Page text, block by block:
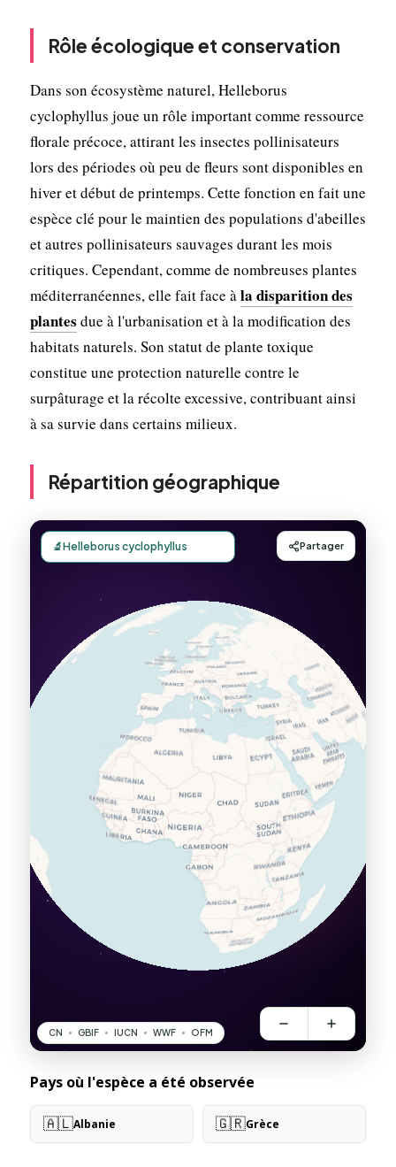
Rôle écologique et conservation
Dans son écosystème naturel, Helleborus
cyclophyllus joue un rôle important comme ressource
florale précoce, attirant les insectes pollinisateurs
lors des périodes où peu de fleurs sont disponibles en
hiver et début de printemps. Cette fonction en fait une
espèce clé pour le maintien des populations d'abeilles
et autres pollinisateurs sauvages durant les mois
critiques. Cependant, comme de nombreuses plantes
méditerranéennes, elle fait face àla disparition des
plantes due à l'urbanisation et à la modification des
habitats naturels. Son statut de plante toxique
constitue une protection naturelle contre le
surpâturage et la récolte excessive, contribuant ainsi
à sa survie dans certains milieux.
Répartition géographique
Pays où l'espèce a été observée
🇦🇱Albanie 🇬🇷Grèce